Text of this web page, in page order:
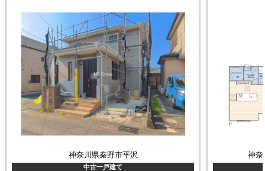
神奈川県秦野市平沢
中古一戸建て
神奈